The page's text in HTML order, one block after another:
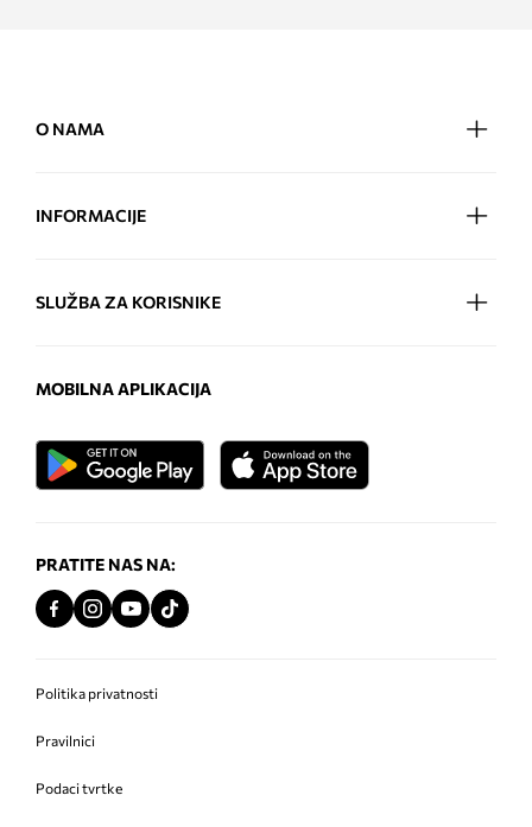
O NAMA
INFORMACIJE
SLUŽBA ZA KORISNIKE
MOBILNA APLIKACIJA
PRATITE NAS NA:
Politika privatnosti
Pravilnici
Podaci tvrtke